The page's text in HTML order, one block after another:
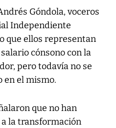
Góndola, voceros
Independiente
que ellos representan
cónsono con la
pero todavía no se
en el mismo.
que no han
la transformación